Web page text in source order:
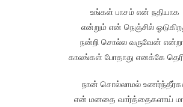
உங்கள் பாசம் என் நதியாக
என்றும் என் நெஞ்சில்
நன்றி சொல்ல வருவேன்
காலங்கள் போதாது எனக்கே
நான் சொல்லாமல்
என் மனதை வார்த்தைகளாய்